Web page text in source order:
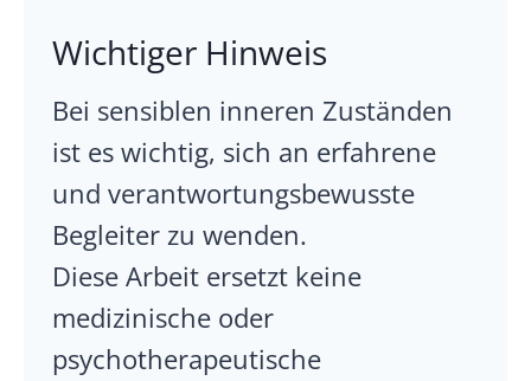
Wichtiger Hinweis
Bei sensiblen inneren Zuständen
ist es wichtig, sich an erfahrene
und verantwortungsbewusste
Begleiter zu wenden.
Diese Arbeit ersetzt keine
medizinische oder
psychotherapeutische